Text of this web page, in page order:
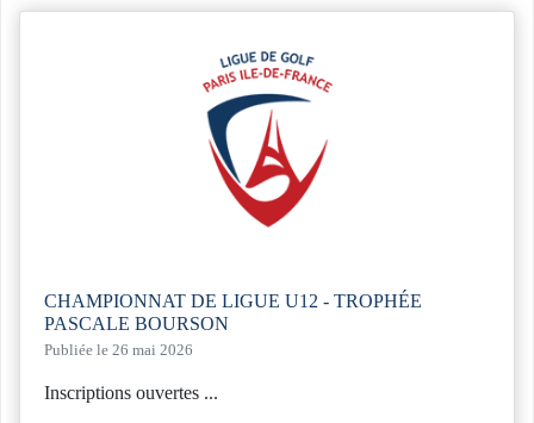
CHAMPIONNAT DE LIGUE U12 - TROPHÉE
PASCALE BOURSON
Publiée le 26 mai 2026
Inscriptions ouvertes ...